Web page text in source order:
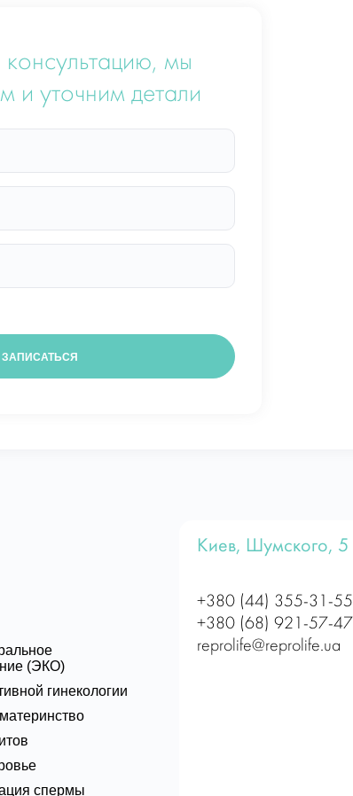
мы
и уточним детали
(ЭКО)
гинекологии
спермы
Киев, Шумского, 5
+380 (44) 355-31-55
+380 (68) 921-57-47
reprolife@reprolife.ua